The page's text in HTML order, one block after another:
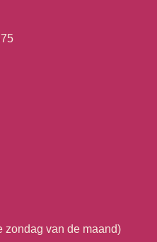
zondag van de maand)